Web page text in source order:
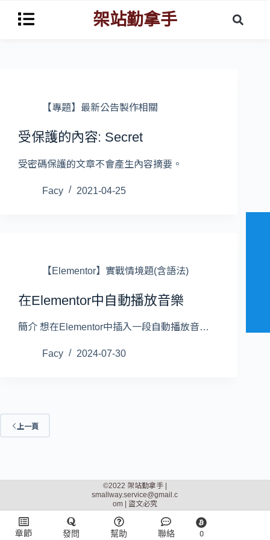
架站勤拿手
【專題】最新公告製作相關
受保護的內容: Secret
受密碼保護的文章不會產生內容摘要。
Facy 2021-04-25
【Elementor】實戰情境題(含語法)
在Elementor中自動播放音樂
簡介 想在Elementor中插入一段自動播放音…
Facy 2024-07-30
上一頁
©2022 架站勤拿手 |
smallway.service@gmail.c
om| 盜文必究
章節 發問 幫助 聯絡 0